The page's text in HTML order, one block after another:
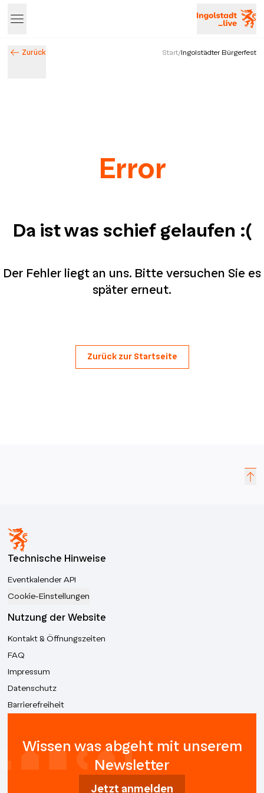
Zurück Start/Ingolstädter Bürgerfest
Error
Da ist was schief gelaufen :(
Der Fehler liegt an uns. Bitte versuchen Sie es
später erneut.
Zurück zur Startseite
Technische Hinweise
Eventkalender API
Cookie-Einstellungen
Nutzung der Website
Kontakt & Öffnungszeiten
FAQ
Impressum
Datenschutz
Barrierefreiheit
Wissen was abgeht mit unserem
Newsletter
Jetzt anmelden